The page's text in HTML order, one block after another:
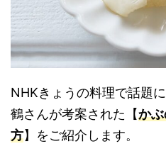
NHKきょうの料理で話題
鶴さんが考案された【か
方】をご紹介します。